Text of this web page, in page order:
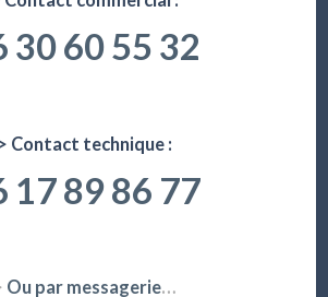
30 60 55 32
> Contact technique :
17 89 86 77
Ou par messagerie…